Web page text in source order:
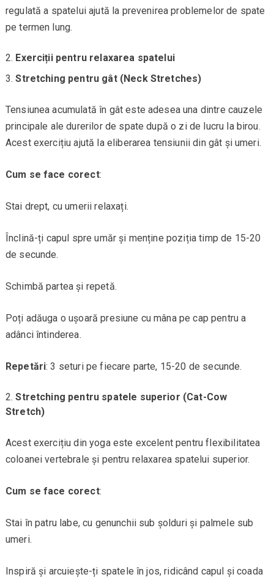
regulată a spatelui ajută la prevenirea problemelor de spate
pe termen lung.
Exerciții pentru relaxarea spatelui
Stretching pentru gât (Neck Stretches)
Tensiunea acumulată în gât este adesea una dintre cauzele
principale ale durerilor de spate după o zi de lucru la birou.
Acest exercițiu ajută la eliberarea tensiunii din gât și umeri.
Cum se face corect:
Stai drept, cu umerii relaxați.
Înclină-ți capul spre umăr și menține poziția timp de 15-20
de secunde.
Schimbă partea și repetă.
Poți adăuga o ușoară presiune cu mâna pe cap pentru a
adânci întinderea.
Repetări: 3 seturi pe fiecare parte, 15-20 de secunde.
Stretching pentru spatele superior (Cat-Cow
Stretch)
Acest exercițiu din yoga este excelent pentru flexibilitatea
coloanei vertebrale și pentru relaxarea spatelui superior.
Cum se face corect:
Stai în patru labe, cu genunchii sub șolduri și palmele sub
umeri.
Inspiră și arcuiește-ți spatele în jos, ridicând capul și coada